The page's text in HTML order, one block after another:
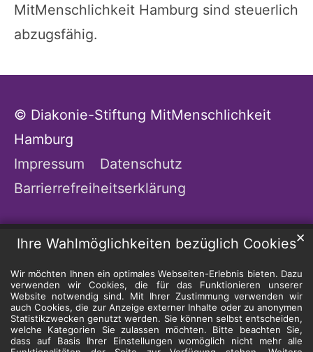
Ihre Wahlmöglichkeiten bezüglich Cookies
Wir möchten Ihnen ein optimales Webseiten-Erlebnis bieten. Dazu
verwenden wir Cookies, die für das Funktionieren unserer
Website notwendig sind. Mit Ihrer Zustimmung verwenden wir
auch Cookies, die zur Anzeige externer Inhalte oder zu anonymen
Statistikzwecken genutzt werden. Sie können selbst entscheiden,
welche Kategorien Sie zulassen möchten. Bitte beachten Sie,
dass auf Basis Ihrer Einstellungen womöglich nicht mehr alle
✕
MitMenschlichkeit Hamburg sind steuerlich
abzugsfähig.
© Diakonie-Stiftung MitMenschlichkeit
Hamburg
Impressum
Datenschutz
Barrierrefreiheitserklärung